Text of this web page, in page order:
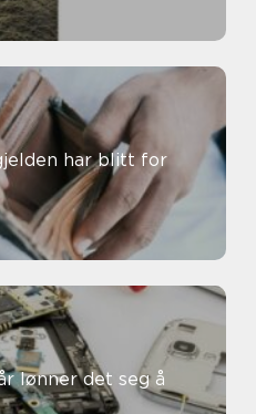
lønner det seg å